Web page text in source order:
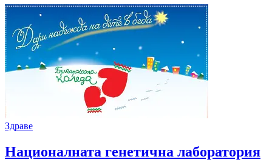
Здраве
Националната генетична лаборатория